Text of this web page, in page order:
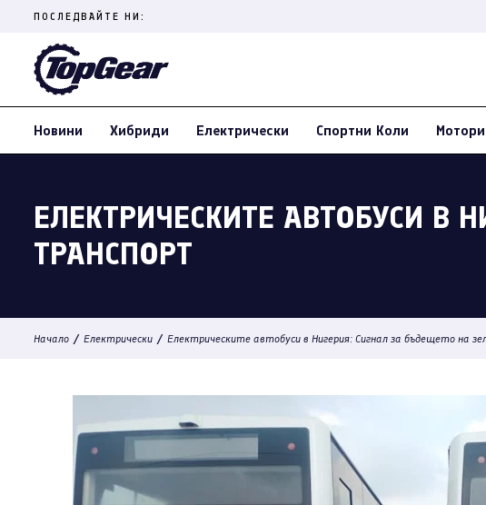
content
(Press
ПОСЛЕДВАЙТЕ НИ:
Новини Хибриди Електрически Спортни Коли Мотори
ЕЛЕКТРИЧЕСКИТЕ АВТОБУСИ В
ТРАНСПОРТ
Начало / Електрически / Електрическите автобуси в Нигерия: Сигнал за бъдещето на